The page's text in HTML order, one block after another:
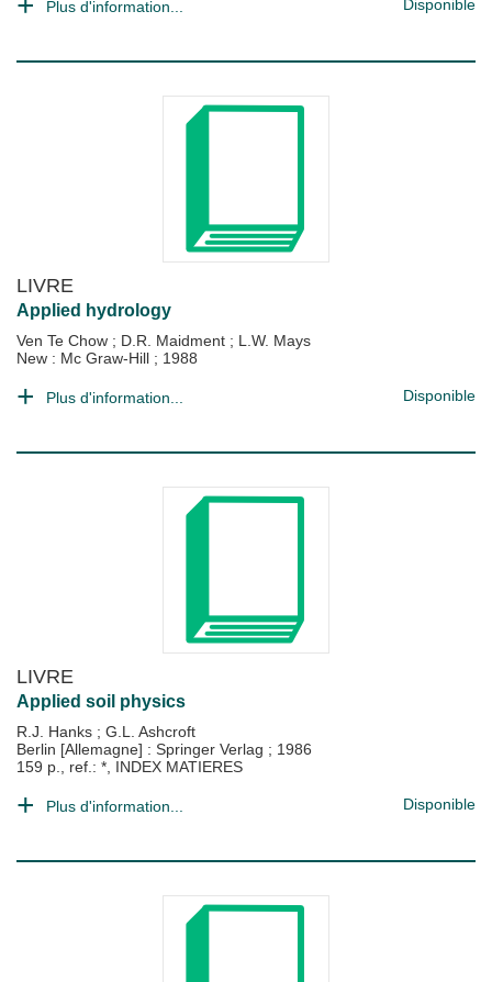
Plus d'information... Disponible
LIVRE
Applied hydrology
Ven Te Chow ; D.R. Maidment ; L.W. Mays
New : Mc Graw-Hill ; 1988
Plus d'information... Disponible
LIVRE
Applied soil physics
R.J. Hanks ; G.L. Ashcroft
Berlin [Allemagne] : Springer Verlag ; 1986
159 p., ref.: *, INDEX MATIERES
Plus d'information... Disponible